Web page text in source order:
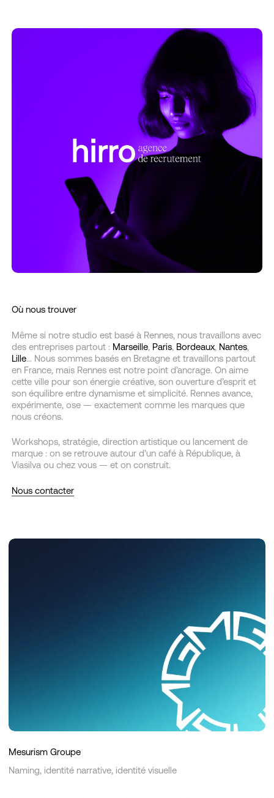
Où nous trouver
Même si notre studio est basé à Rennes, nous travaillons avec
des entreprises partout : Marseille, Paris, Bordeaux, Nantes,
Lille… Nous sommes basés en Bretagne et travaillons partout
en France, mais Rennes est notre point d’ancrage. On aime
cette ville pour son énergie créative, son ouverture d’esprit et
son équilibre entre dynamisme et simplicité. Rennes avance,
expérimente, ose — exactement comme les marques que
nous créons.
Workshops, stratégie, direction artistique ou lancement de
marque : on se retrouve autour d’un café à République, à
Viasilva ou chez vous — et on construit.
Nous contacter
Mesurism
Mesurism Groupe
Naming, identité narrative, identité visuelle